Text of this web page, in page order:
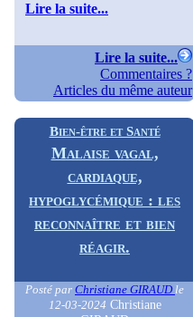
Lire la suite...
Lire la suite...
Commentaires ?
Articles du même auteur
Bien-être et Santé
Malaise vagal,
cardiaque,
hypoglycémique : les
reconnaître et bien
réagir.
Posté par Christiane GIRAUD le
12-03-2024 Christiane